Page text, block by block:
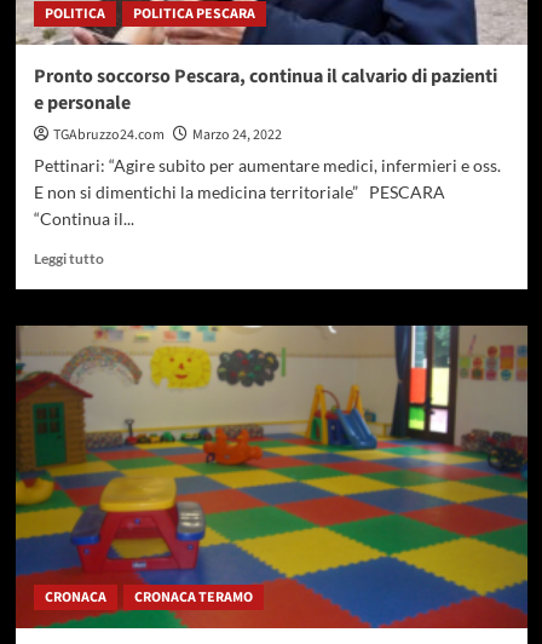
POLITICA POLITICA PESCARA
Pronto soccorso Pescara, continua il calvario di pazienti
e personale
TGAbruzzo24.com
Marzo 24, 2022
Pettinari: “Agire subito per aumentare medici, infermieri e oss.
E non si dimentichi la medicina territoriale” PESCARA
“Continua il...
Leggi tuttoLeggi
su
Pronto
soccorso
continua
il
calvario
di
pazienti
e
personale
CRONACA CRONACA TERAMO